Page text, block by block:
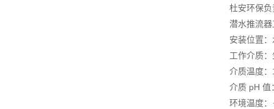
杜安环保
潜水推流
安装位置
工作介质
介质温度
介质 pH 值
环境温度